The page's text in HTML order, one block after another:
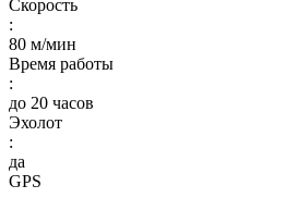
Скорость
:
80 м/мин
Время работы
:
до 20 часов
Эхолот
:
да
GPS